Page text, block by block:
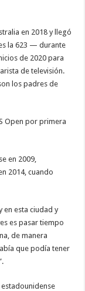
en 2018 y llegó
la 623 — durante
de 2020 para
de televisión.
los padres de
Open por primera
en 2009,
2014, cuando
en esta ciudad y
es pasar tiempo
de manera
que podía tener